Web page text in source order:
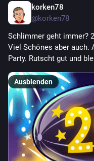
korken78
@korken78
Schlimmer geht immer?
Viel Schönes aber auch.
Party. Rutscht gut und
Ausblenden